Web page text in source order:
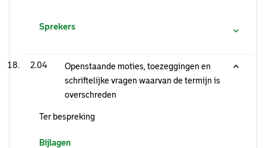
Sprekers
2.04
Openstaande moties, toezeggingen en
schriftelijke vragen waarvan de termijn is
overschreden
Ter bespreking
Bijlagen